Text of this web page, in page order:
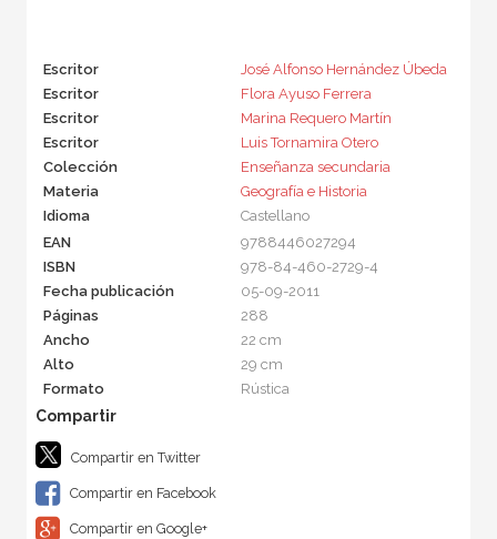
Escritor
José Alfonso Hernández Úbeda
Escritor
Flora Ayuso Ferrera
Escritor
Marina Requero Martín
Escritor
Luis Tornamira Otero
Colección
Enseñanza secundaria
Materia
Geografía e Historia
Idioma
Castellano
EAN
9788446027294
ISBN
978-84-460-2729-4
Fecha publicación
05-09-2011
Páginas
288
Ancho
22 cm
Alto
29 cm
Formato
Rústica
Compartir en Twitter
Compartir en Facebook
Compartir en Google+